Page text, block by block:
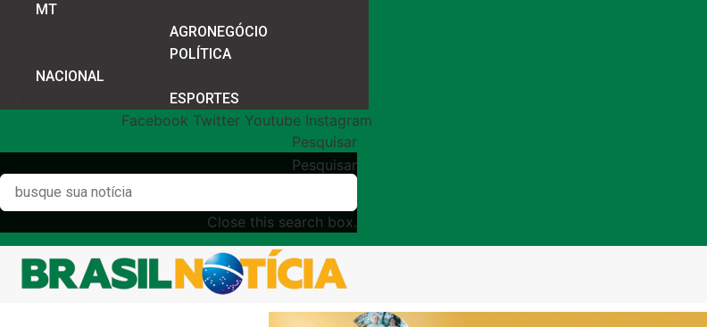
MT
AGRONEGÓCIO
POLÍTICA
NACIONAL
ESPORTES
Facebook Twitter Youtube Instagram
Pesquisar
Pesquisar
Close this search box.